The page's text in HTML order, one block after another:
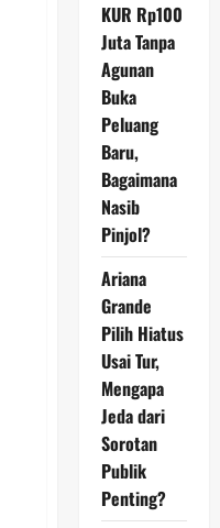
KUR Rp100
Juta Tanpa
Agunan
Buka
Peluang
Baru,
Bagaimana
Nasib
Pinjol?
Ariana
Grande
Pilih Hiatus
Usai Tur,
Mengapa
Jeda dari
Sorotan
Publik
Penting?